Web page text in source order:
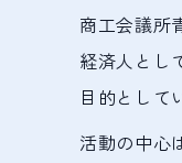
商工会議所
経済人とし
目的として
活動の中心